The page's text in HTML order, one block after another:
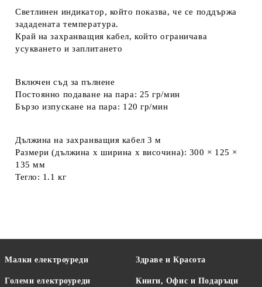
Светлинен индикатор, който показва, че се поддържа
зададената температура.
Край на захранващия кабел, който ограничава
усукването и заплитането
Включен съд за пълнене
Постоянно подаване на пара: 25 гр/мин
Бързо изпускане на пара: 120 гр/мин
Дължина на захранващия кабел 3 м
Размери (дължина х ширина х височина): 300 × 125 ×
135 мм
Тегло: 1.1 кг
Малки електроуреди
Големи електроуреди
Здраве и Красота
Книги, Офис и Подаръци